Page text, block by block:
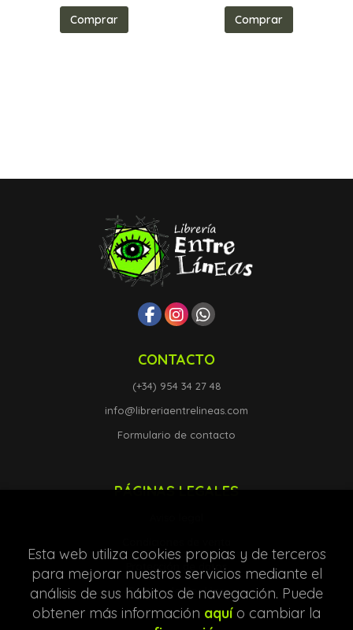
Comprar Comprar
CONTACTO
(+34) 954 34 27 48
info@libreriaentrelineas.com
Formulario de contacto
PÁGINAS LEGALES
Protección de datos
Política de Cookies
Esta web utiliza cookies propias y de terceros
para mejorar nuestros servicios mediante el
análisis de sus hábitos de navegación. Puede
obtener más información aquío cambiar la